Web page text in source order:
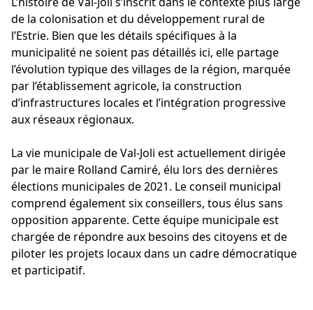
de la colonisation et du développement rural de
l’Estrie. Bien que les détails spécifiques à la
municipalité ne soient pas détaillés ici, elle partage
l’évolution typique des villages de la région, marquée
par l’établissement agricole, la construction
d’infrastructures locales et l’intégration progressive
aux réseaux régionaux.
La vie municipale de Val-Joli est actuellement dirigée
par le maire Rolland Camiré, élu lors des dernières
élections municipales de 2021. Le conseil municipal
comprend également six conseillers, tous élus sans
opposition apparente. Cette équipe municipale est
chargée de répondre aux besoins des citoyens et de
piloter les projets locaux dans un cadre démocratique
et participatif.